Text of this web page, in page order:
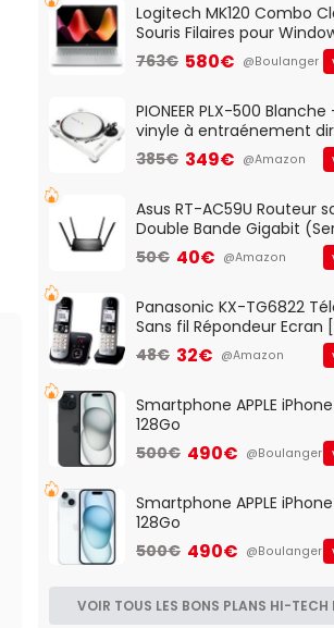
QWERTY UK - Noir
Logitech MK120 Combo
Souris Filaires pour
Optique Filaire, Connexion
And Play, Confortable,
QWERTY UK - Noir
763€ 580€ @Boulanger
PIONEER PLX-500
vinyle à entraénement
vitesses (33-45-78 trs/
pre-ampli intégré et port
385€ 349€ @Amazon
Asus RT-AC59U Routeur
Double Bande Gigabit
Client VPN, Triple Vlan,
d'accès et Bridge,
50€ 40€ @Amazon
Panasonic KX-TG6822
Sans fil Répondeur Ecran
Française]
48€ 32€ @Amazon
Smartphone APPLE iPhone
128Go
500€ 490€ @Boulanger
Smartphone APPLE iPhone
128Go
500€ 490€ @Boulanger
VOIR TOUS LES BONS PLANS HI-TECH